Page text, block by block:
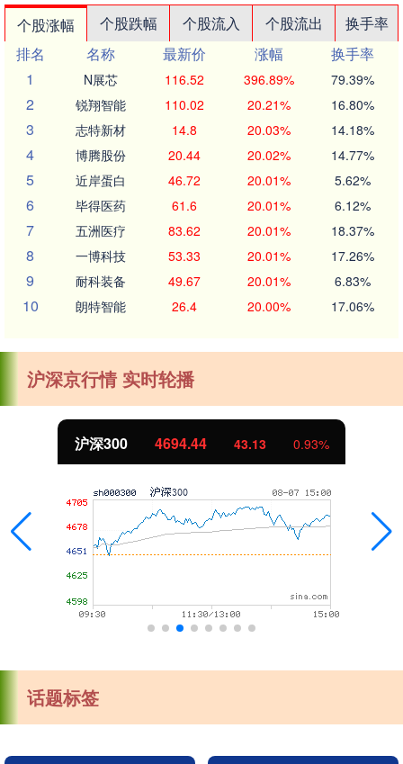
个股涨幅 个股跌幅 个股流入 个股流出
换手率
排名
名称 最新价 涨幅
换手率
1
N展芯 116.52 396.89% 79.39%
2 锐翔智能 110.02 20.21% 16.80%
3 志特新材 14.8 20.03% 14.18%
4 博腾股份 20.44 20.02% 14.77%
5 近岸蛋白 46.72 20.01% 5.62%
6 毕得医药 61.6 20.01% 6.12%
7 五洲医疗 83.62 20.01% 18.37%
8 一博科技 53.33 20.01% 17.26%
9 耐科装备 49.67 20.01% 6.83%
10 朗特智能 26.4 20.00% 17.06%
沪深京行情 实时轮播
沪深300 4694.44 43.13 0.93%
话题标签